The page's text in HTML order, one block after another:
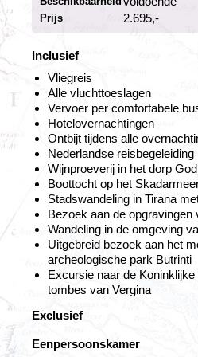
Daarna vervolgen we ons
Rozafa paleis, waarin
gehuisvest, ligt de oude
voeten. De nationale held
neer vanaf de wanden van het
Tegenwoordig wordt deze
schoolkinderen bezocht. Vanaf
prachtig uitzicht.
Rondslenteren op het
Tirana
Dag 7 Krujë - Tirana
Dag 8 Tirana
Prijs 2.695,-
Inclusief
Vliegreis
Alle vluchttoeslagen
Vervoer per comfortabele
Hotelovernachtingen
Ontbijt tijdens alle
Nederlandse reisbegeleiding
Wijnproeverij in het dorp
Boottocht op het
Stadswandeling in Tirana
Bezoek aan de opgravingen
Wandeling in de omgeving
Uitgebreid bezoek aan het
archeologische park Butrinti
Excursie naar de
tombes van Vergina
Exclusief
excursies, fooien, persoonlijke
Eenpersoonskamer